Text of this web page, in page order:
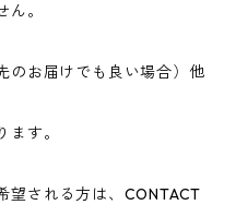
。
のお届けでも良い場合）他
す。
望される方は、CONTACT